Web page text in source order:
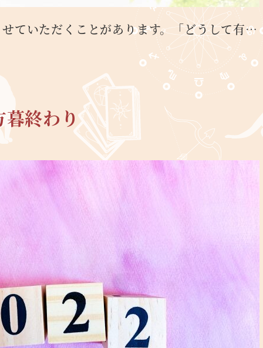
ていただくことがあります。「どうして有…
終わり